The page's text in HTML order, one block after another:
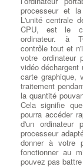
Nettoyage de
Virus et
qu'un virus
virus
programme
endommage
votre permission,
modifications
nuisibles.
logiciel
malwares peut
téléchargé, de
entreprises par
cas, notre
d'exploitation
récupérer les
être nécessaire
données
modèles
meilleure
quand même
portable.:
Nos
Dépanner le
votre Ordi
avez déjà eu la
une panne de
SSDentrainant
données,
probablement
être
processeur et
L'unité centrale
CPU, est le
ordinateur. à
contrôle tout et
votre ordinateur
vidéo déchargent
carte graphique,
traitement
la quantité
Cela signifie
pourra accéder
d'un ordinateur
processeur
donner à votre
fonctionner au
pouvez pas